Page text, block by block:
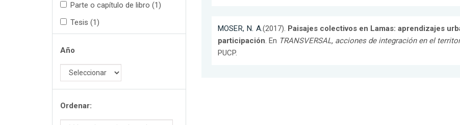
Parte o capítulo de libro (1)
Tesis (1)
Año
Ordenar:
MOSER, N. A.(2017). Paisajes colectivos en Lamas: aprendizajes
participación. En TRANSVERSAL, acciones de integración en el
PUCP.